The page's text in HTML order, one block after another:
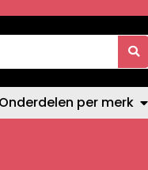
Onderdelen per merk